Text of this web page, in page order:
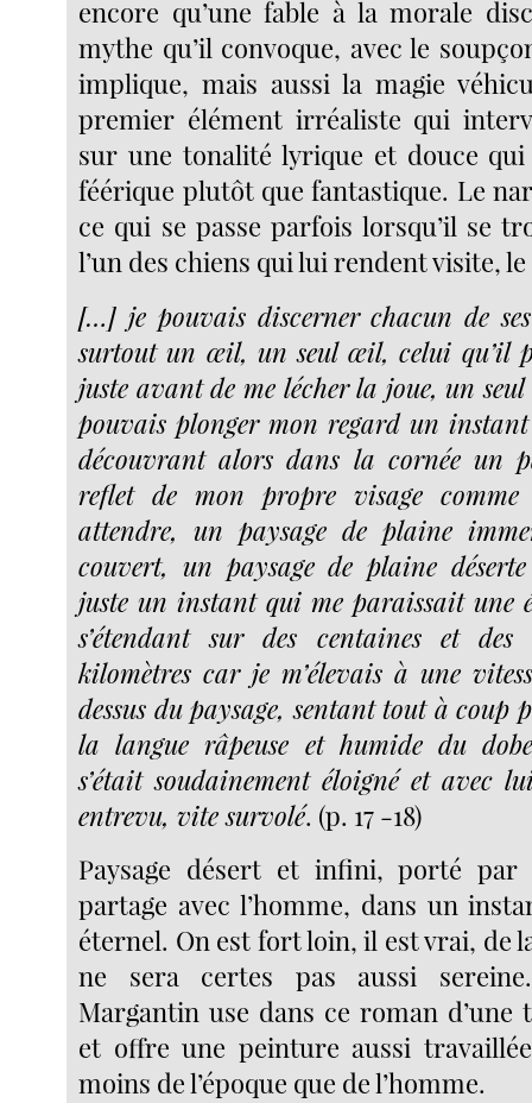
encore qu’une fable à la morale
mythe qu’il convoque, avec le
implique, mais aussi la magie
premier élément irréaliste qui
sur une tonalité lyrique et douce qui
féérique plutôt que fantastique. Le
ce qui se passe parfois lorsqu’il se
l’un des chiens qui lui rendent visite,
[…] je pouvais discerner chacun de
surtout un œil, un seul œil, celui qu’il
juste avant de me lécher la joue, un
pouvais plonger mon regard un
découvrant alors dans la cornée un
reflet de mon propre visage comme
attendre, un paysage de plaine
couvert, un paysage de plaine
juste un instant qui me paraissait une
s’étendant sur des centaines et
kilomètres car je m’élevais à une
dessus du paysage, sentant tout à coup
la langue râpeuse et humide du
s’était soudainement éloigné et avec
entrevu, vite survolé. (p. 17 -18)
Paysage désert et infini, porté
partage avec l’homme, dans un
éternel. On est fort loin, il est vrai, de
ne sera certes pas aussi
Margantin use dans ce roman d’une
et offre une peinture aussi
moins de l’époque que de l’homme.